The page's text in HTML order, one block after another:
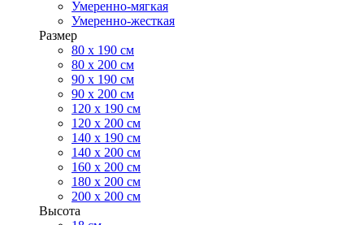
Умеренно-мягкая
Умеренно-жесткая
Размер
80 х 190 см
80 х 200 см
90 х 190 см
90 х 200 см
120 х 190 см
120 х 200 см
140 х 190 см
140 х 200 см
160 х 200 см
180 х 200 см
200 х 200 см
Высота